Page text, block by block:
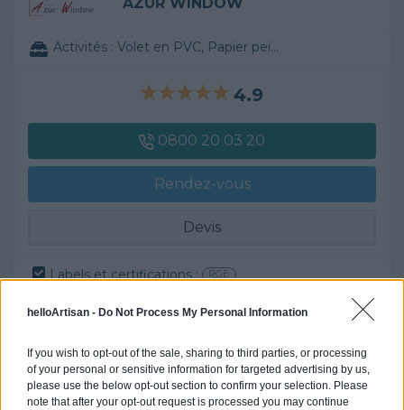
helloArtisan - Do Not Process My Personal Information
If you wish to opt-out of the sale, sharing to third parties, or processing
of your personal or sensitive information for targeted advertising by us,
please use the below opt-out section to confirm your selection. Please
note that after your opt-out request is processed you may continue
Activités : Volet en PVC, Papier peint, ...
4.9
0800 20 03 20
Rendez-vous
Devis
Labels et certifications : RGE
Partenaire
Activités :, ...